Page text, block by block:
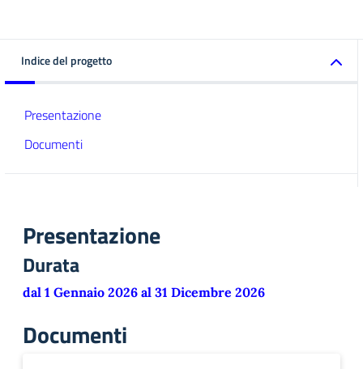
Indice del progetto
Presentazione
Documenti
Presentazione
Durata
dal 1 Gennaio 2026 al 31 Dicembre 2026
Documenti